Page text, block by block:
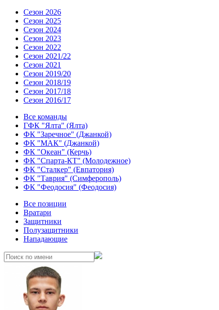
Сезон 2026
Сезон 2025
Сезон 2024
Сезон 2023
Сезон 2022
Сезон 2021/22
Сезон 2021
Сезон 2019/20
Сезон 2018/19
Сезон 2017/18
Сезон 2016/17
Все команды
ГФК "Ялта" (Ялта)
ФК "Заречное" (Джанкой)
ФК "МАК" (Джанкой)
ФК "Океан" (Керчь)
ФК "Спарта-КТ" (Молодежное)
ФК "Сталкер" (Евпатория)
ФК "Таврия" (Симферополь)
ФК "Феодосия" (Феодосия)
Все позиции
Вратари
Защитники
Полузащитники
Нападающие